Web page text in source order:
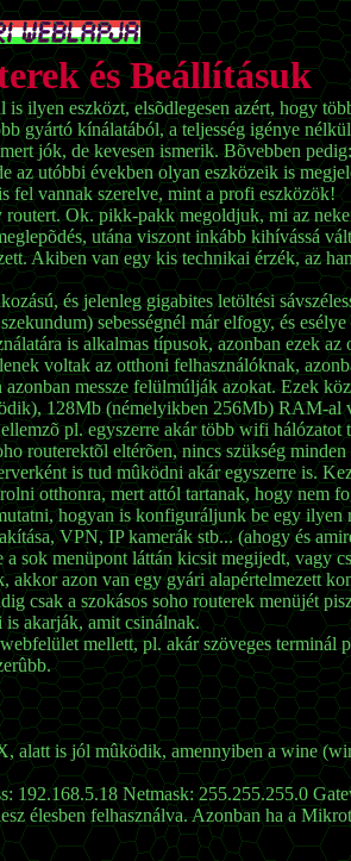
és Beállításuk
ilyen eszközt, elsõdlegesen azért, hogy
gyártó kínálatából, a teljesség igénye
jók, de kevesen ismerik. Bõvebben
utóbbi években olyan eszközeik is
fel vannak szerelve, mint a profi eszközök!
Ok. pikk-pakk megoldjuk, mi az
utána viszont inkább kihívássá
Akiben van egy kis technikai érzék, az
és jelenleg gigabites letöltési
sebességnél már elfogy, és
is alkalmas típusok, azonban ezek
voltak az otthoni felhasználóknak,
messze felülmúlják azokat. Ezek
128Mb (némelyikben 256Mb) RAM-al
pl. egyszerre akár több wifi
eltérõen, nincs szükség
is tud mûködni akár egyszerre is.
otthonra, mert attól tartanak, hogy nem
hogyan is konfiguráljunk be egy
VPN, IP kamerák stb... (ahogy és
menüpont láttán kicsit megijedt, vagy
azon van egy gyári alapértelmezett
csak a szokásos soho routerek menüjét
akarják, amit csinálnak.
mellett, pl. akár szöveges terminál
is jól mûködik, amennyiben a wine
Netmask: 255.255.255.0
élesben felhasználva. Azonban ha a